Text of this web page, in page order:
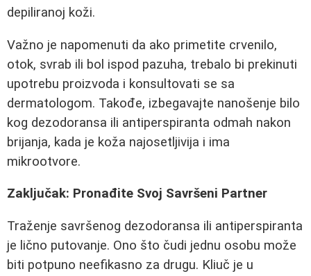
depiliranoj koži.
Važno je napomenuti da ako primetite crvenilo,
otok, svrab ili bol ispod pazuha, trebalo bi prekinuti
upotrebu proizvoda i konsultovati se sa
dermatologom. Takođe, izbegavajte nanošenje bilo
kog dezodoransa ili antiperspiranta odmah nakon
brijanja, kada je koža najosetljivija i ima
mikrootvore.
Zaključak: Pronađite Svoj Savršeni Partner
Traženje savršenog dezodoransa ili antiperspiranta
je lično putovanje. Ono što čudi jednu osobu može
biti potpuno neefikasno za drugu. Kliuč je u